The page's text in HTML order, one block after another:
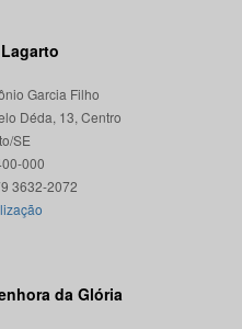
Garcia Filho
Déda, 13, Centro
SE
000
da Glória